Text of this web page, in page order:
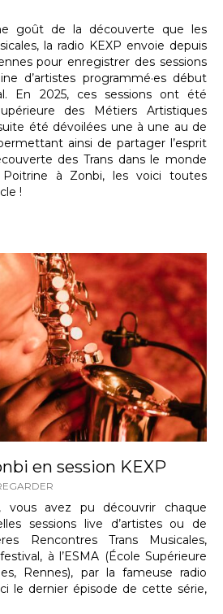
goût de la découverte que les
la radio KEXP envoie depuis
pour enregistrer des sessions
d’artistes programmé·es début
En 2025, ces sessions ont été
des Métiers Artistiques
été dévoilées une à une au de
ainsi de partager l’esprit
des Trans dans le monde
Poitrine à Zonbi, les voici toutes
!
en session KEXP
vous avez pu découvrir chaque
sessions live d’artistes ou de
Rencontres Trans Musicales,
à l’ESMA (École Supérieure
Rennes), par la fameuse radio
le dernier épisode de cette série,